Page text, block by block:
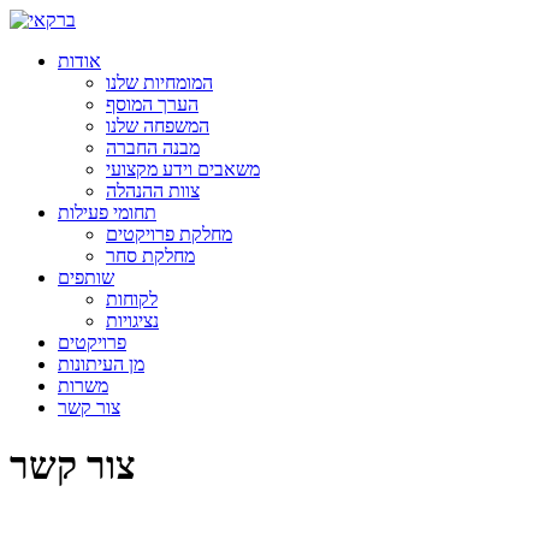
אודות
המומחיות שלנו
הערך המוסף
המשפחה שלנו
מבנה החברה
משאבים וידע מקצועי
צוות ההנהלה
תחומי פעילות
מחלקת פרויקטים
מחלקת סחר
שותפים
לקוחות
נציגויות
פרויקטים
מן העיתונות
משרות
צור קשר
צור קשר